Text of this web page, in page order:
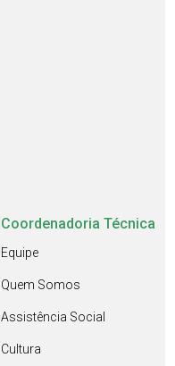
Coordenadoria Técnica
Equipe
Quem Somos
Assistência Social
Cultura